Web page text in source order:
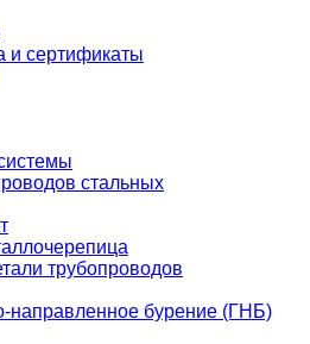
и сертификаты
стальных
трубопроводов
направленное бурение (ГНБ)